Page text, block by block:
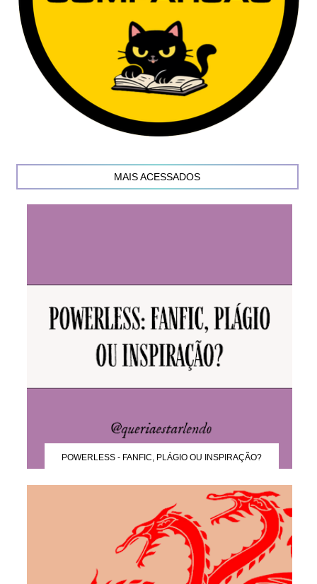
MAIS ACESSADOS
POWERLESS - FANFIC, PLÁGIO OU INSPIRAÇÃO?